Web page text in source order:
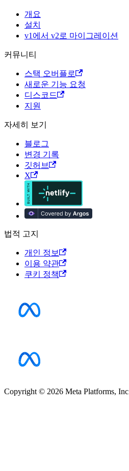
개요
설치
v1에서 v2로 마이그레이션
커뮤니티
스택 오버플로
새로운 기능 요청
디스코드
지원
자세히 보기
블로그
변경 기록
깃허브
X
법적 고지
개인 정보
이용 약관
쿠키 정책
Copyright © 2026 Meta Platforms,